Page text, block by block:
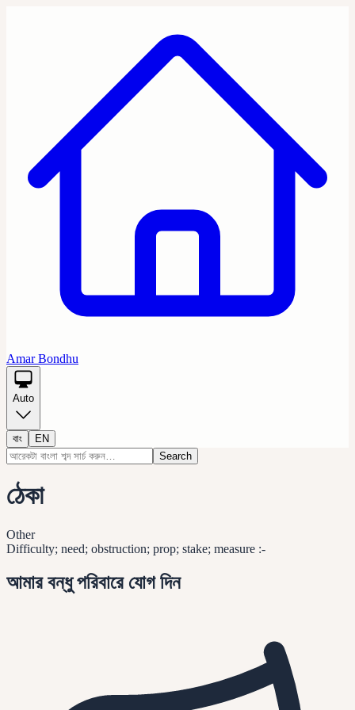
Amar Bondhu
Auto
বাং
EN
Search
ঠেকা
Other
Difficulty; need; obstruction; prop; stake; measure :-
আমার বন্ধু পরিবারে যোগ দিন